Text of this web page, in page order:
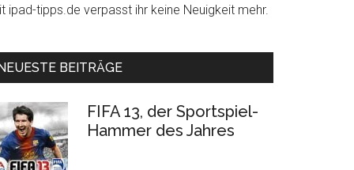
ipad-tipps.de verpasst ihr keine Neuigkeit mehr.
BEITRÄGE
FIFA 13, der Sportspiel-
Hammer des Jahres